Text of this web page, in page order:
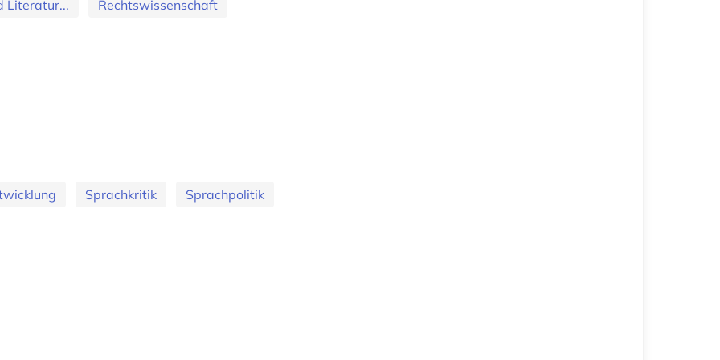
Literatur... Rechtswissenschaft
Sprachkritik Sprachpolitik